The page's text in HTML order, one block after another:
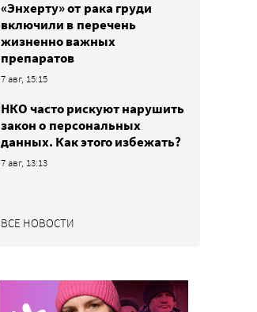
«Энхерту» от рака груди
включили в перечень
жизненно важных
препаратов
7 авг, 15:15
НКО часто рискуют нарушить
закон о персональных
данных. Как этого избежать?
7 авг, 13:13
ВСЕ НОВОСТИ